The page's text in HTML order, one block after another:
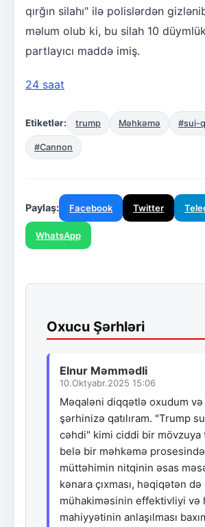
qırğın silahı" ilə polislərdən
məlum olub ki, bu silah 10
partlayıcı maddə imiş.
24 saat
Etiketlər: trump Məhkəmə #sui-
#Cannon
Paylaş: Facebook Twitter
WhatsApp
Oxucu Şərhləri
Elnur Məmmədli
10.Oktyabr.2025 15:06
Məqaləni diqqətlə oxudum
şərhinizə qatılıram. "Trump
cəhdi" kimi ciddi bir mövzuya
belə bir məhkəmə
müttəhimin nitqinin əsas
kənara çıxması, həqiqətən
mühakiməsinin effektivliyi və
mahiyyətinin anlaşılması